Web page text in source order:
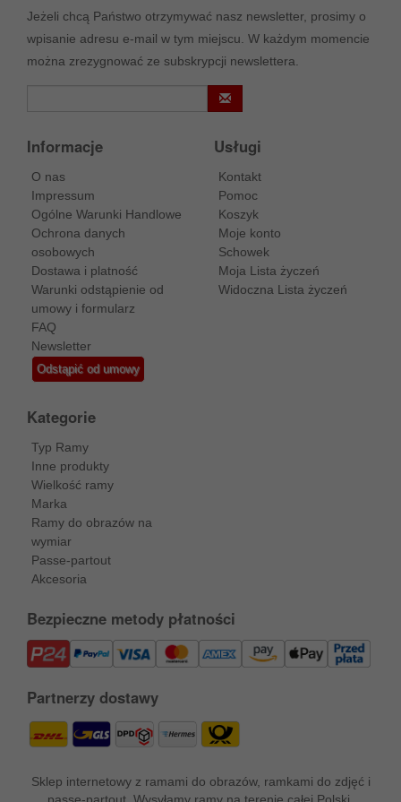
Jeżeli chcą Państwo otrzymywać nasz newsletter, prosimy o
wpisanie adresu e-mail w tym miejscu. W każdym momencie
można zrezygnować ze subskrypcji newslettera.
Informacje
O nas
Impressum
Ogólne Warunki Handlowe
Ochrona danych
osobowych
Dostawa i platność
Warunki odstąpienie od
umowy i formularz
FAQ
Newsletter
Odstąpić od umowy
Usługi
Kontakt
Pomoc
Koszyk
Moje konto
Schowek
Moja Lista życzeń
Widoczna Lista życzeń
Kategorie
Typ Ramy
Inne produkty
Wielkość ramy
Marka
Ramy do obrazów na
wymiar
Passe-partout
Akcesoria
Bezpieczne metody płatności
Partnerzy dostawy
Sklep internetowy z ramami do obrazów, ramkami do zdjęć i